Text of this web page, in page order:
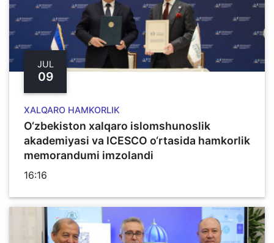
JUL
09
XALQARO HAMKORLIK
O‘zbekiston xalqaro islomshunoslik
akademiyasi va ICESCO o‘rtasida hamkorlik
memorandumi imzolandi
16:16